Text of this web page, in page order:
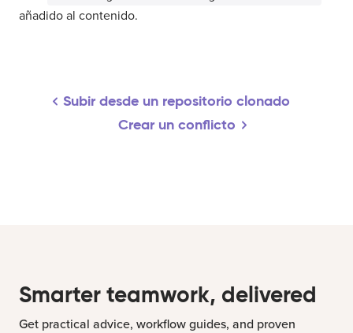
añadido al contenido.
Subir desde un repositorio clonado
Crear un conflicto
Smarter teamwork, delivered
Get practical advice, workflow guides, and proven